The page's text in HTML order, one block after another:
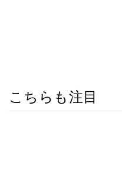
こちらも注目